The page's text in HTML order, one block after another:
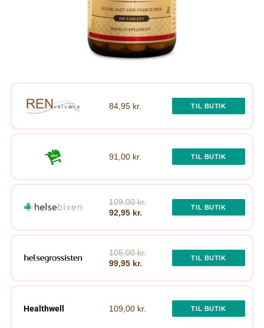
84,95 kr. TIL BUTIK
91,00 kr. TIL BUTIK
109,00 kr.
92,95 kr.
TIL BUTIK
105,00 kr.
99,95 kr.
TIL BUTIK
Healthwell 109,00 kr. TIL BUTIK